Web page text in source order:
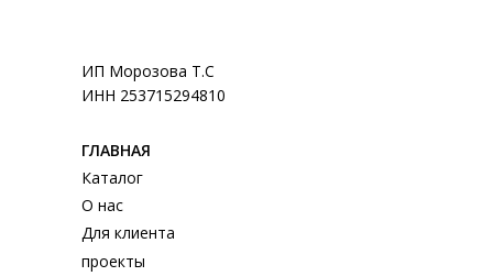
ГЛАВНАЯ
Каталог
О нас
проекты
ИП Морозова Т.С
ИНН 253715294810
Для клиента